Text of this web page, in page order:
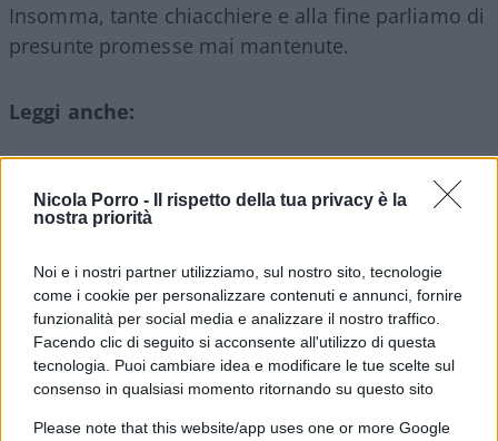
Nicola Porro -
Il rispetto della tua privacy è la
nostra priorità
Noi e i nostri partner utilizziamo, sul nostro sito, tecnologie
come i cookie per personalizzare contenuti e annunci, fornire
funzionalità per social media e analizzare il nostro traffico.
Facendo clic di seguito si acconsente all'utilizzo di questa
tecnologia. Puoi cambiare idea e modificare le tue scelte sul
consenso in qualsiasi momento ritornando su questo sito
Please note that this website/app uses one or more Google
Insomma, tante chiacchiere e alla fine parliamo di
presunte promesse mai mantenute.
Leggi anche:
Ho letto le carte di Toti, è clamoroso. C’è
Caso Toti, un discorso realistico sulla
“corruzione”
Lo scandalo della spiaggia di Varazze è che il
governatore Toti si sarebbe adoperato perché